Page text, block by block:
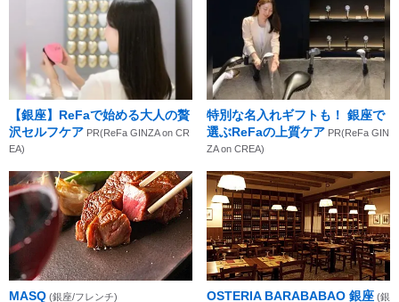
【銀座】ReFaで始める大人の贅
沢セルフケア PR(ReFa GINZA on CR
EA)
特別な名入れギフトも！ 銀座で
選ぶReFaの上質ケア PR(ReFa GIN
ZA on CREA)
MASQ (銀座/フレンチ) OSTERIA BARABABAO 銀座 (銀